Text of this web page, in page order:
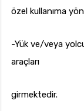
özel kullanıma
-Yük ve/veya
araçları
girmektedir.